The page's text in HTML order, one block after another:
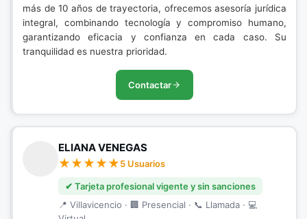
más de 10 años de trayectoria, ofrecemos asesoría jurídica
integral, combinando tecnología y compromiso humano,
garantizando eficacia y confianza en cada caso. Su
tranquilidad es nuestra prioridad.
Contactar
ELIANA VENEGAS
5 Usuarios
✔ Tarjeta profesional vigente y sin sanciones
📍 Villavicencio · 🏢 Presencial · 📞 Llamada · 💻